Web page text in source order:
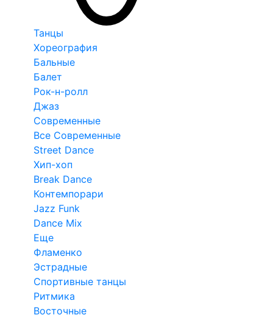
Танцы
Хореография
Бальные
Балет
Рок-н-ролл
Джаз
Современные
Все Современные
Street Dance
Хип-хоп
Break Dance
Контемпорари
Jazz Funk
Dance Mix
Еще
Фламенко
Эстрадные
Спортивные танцы
Ритмика
Восточные